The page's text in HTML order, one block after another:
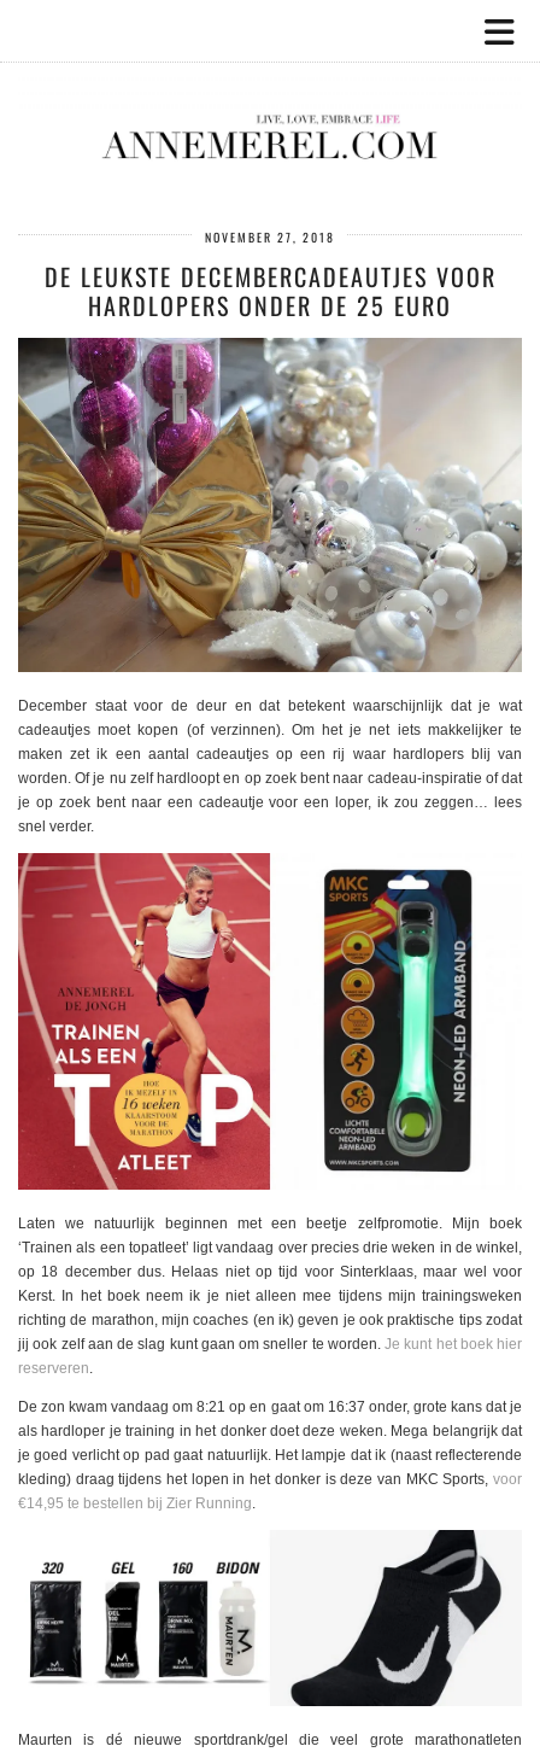
NOVEMBER 27, 2018
DE LEUKSTE DECEMBERCADEAUTJES VOOR
HARDLOPERS ONDER DE 25 EURO
December staat voor de deur en dat betekent waarschijnlijk dat je wat
cadeautjes moet kopen (of verzinnen). Om het je net iets makkelijker te
maken zet ik een aantal cadeautjes op een rij waar hardlopers blij van
worden. Of je nu zelf hardloopt en op zoek bent naar cadeau-inspiratie of dat
je op zoek bent naar een cadeautje voor een loper, ik zou zeggen… lees
snel verder.
Laten we natuurlijk beginnen met een beetje zelfpromotie. Mijn boek
‘Trainen als een topatleet’ ligt vandaag over precies drie weken in de winkel,
op 18 december dus. Helaas niet op tijd voor Sinterklaas, maar wel voor
Kerst. In het boek neem ik je niet alleen mee tijdens mijn trainingsweken
richting de marathon, mijn coaches (en ik) geven je ook praktische tips zodat
jij ook zelf aan de slag kunt gaan om sneller te worden. Je kunt het boek hier
reserveren.
De zon kwam vandaag om 8:21 op en gaat om 16:37 onder, grote kans dat je
als hardloper je training in het donker doet deze weken. Mega belangrijk dat
je goed verlicht op pad gaat natuurlijk. Het lampje dat ik (naast reflecterende
kleding) draag tijdens het lopen in het donker is deze van MKC Sports, voor
€14,95 te bestellen bij Zier Running.
Maurten is dé nieuwe sportdrank/gel die veel grote marathonatleten